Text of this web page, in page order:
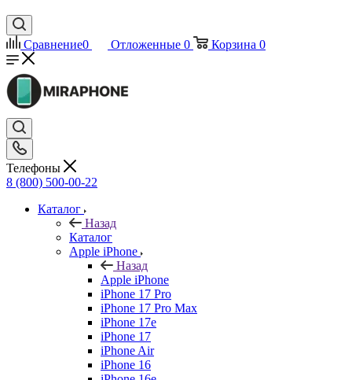
Сравнение0 Отложенные 0 Корзина 0
Телефоны
8 (800) 500-00-22
Каталог
Назад
Каталог
Apple iPhone
Назад
Apple iPhone
iPhone 17 Pro
iPhone 17 Pro Max
iPhone 17e
iPhone 17
iPhone Air
iPhone 16